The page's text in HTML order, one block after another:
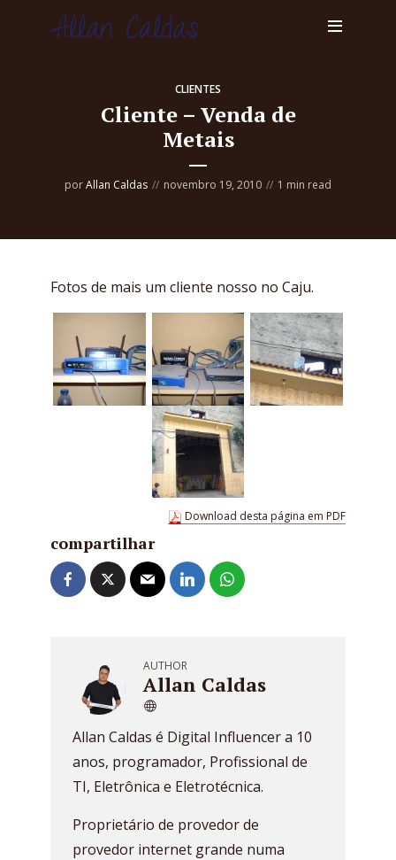
CLIENTES
Cliente – Venda de
Metais
porAllan Caldas novembro 19, 2010 1 min read
Fotos de mais um cliente nosso no Caju.
Download desta página em PDF
compartilhar
AUTHOR
Allan Caldas
Allan Caldas é Digital Influencer a 10
anos, programador, Profissional de
TI, Eletrônica e Eletrotécnica.
Proprietário de provedor de
provedor internet grande numa